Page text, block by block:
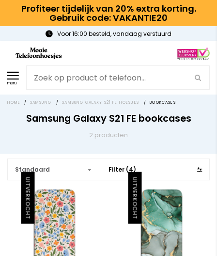
Profiteer tijdelijk van 20% extra korting.
Gebruik code: VAKANTIE20
Voor 16:00 besteld, vandaag verstuurd
menu
HOME / SAMSUNG / SAMSUNG GALAXY S21 FE HOESJES / BOOKCASES
Samsung Galaxy S21 FE bookcases
2 producten
Standaard Filter (4)
UITVERKOCHT UITVERKOCHT